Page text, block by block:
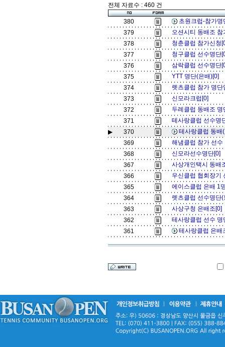
전체 자료수 : 460 건
380
초원크럽-참가
379
오션시티 동배조
378
청춘클럽 참가신
377
청구클럽 선수명
376
삼락클럽 선수명
375
YTT 명단(은배)[0]
374
렛츠클럽 참가 명
373
신모라크럽[0]
372
두레클럽 동배조
371
테사랑클럽 선수
▶
370
테사랑클럽 동배
369
해냄클럽 참가 선
368
신모라선수명단[0]
367
사상개인택시 동
366
우신클럽 협회장
365
에이스클럽 은배 1
364
렛츠클럽 선수명
363
사상구청 은배조[0]
362
테사랑클럽 선수
361
테사랑클럽 은